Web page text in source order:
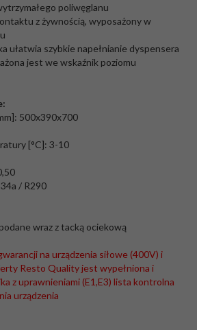
poliwęglanu
z żywnością, wyposażony w
ułatwia szybkie napełnianie dyspensera
jest we wskaźnik poziomu
500x390x700
[°C]: 3-10
/ R290
wraz z tacką ociekową
na urządzenia siłowe (400V) i
Resto Quality jest wypełniona i
z uprawnieniami (E1,E3) lista kontrolna
urządzenia